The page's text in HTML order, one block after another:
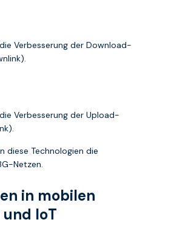
Verbesserung der Download-
Verbesserung der Upload-
diese Technologien die
Netzen.
in mobilen
IoT